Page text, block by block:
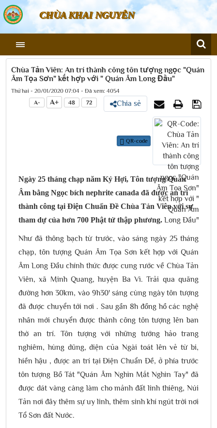
CHÙA KHAI NGUYÊN
Chùa Tản Viên: An trí thành công tôn tượng ngọc "Quán
Âm Tọa Sơn" kết hợp với " Quán Âm Long Đầu"
Thứ hai - 20/01/2020 07:04 - Đã xem: 4054
A-
A+ 48 72 Chia sẻ
QR-code
Ngày 25 tháng chạp năm Kỷ Hợi, Tôn tượng Quán
Âm bằng Ngọc bích nephrite canada đã được an trí
thành công tại Điện Chuẩn Đề Chùa Tản Viên với sự
tham dự của hơn 700 Phật tử thập phương.
Như đã thông bạch từ trước, vào sáng ngày 25 tháng
chạp, tôn tượng Quán Âm Tọa Sơn kết hợp với Quán
Âm Long Đầu chính thức được cung rước về Chùa Tản
Viên, xã Minh Quang, huyện Ba Vì. Trải qua quãng
đường hơn 30km, vào 9h30' sáng cùng ngày tôn tượng
đã được chuyển tới nơi . Sau gần 8h đồng hồ các nghệ
nhân mới chuyển được thành công tôn tượng lên ban
thờ an trí. Tôn tượng với những tướng hảo trang
nghiêm, hùng dũng, diện của Ngài toát lên vẻ từ bi,
hiền hậu , được an trí tại Điện Chuẩn Đề, ở phía trước
tôn tượng Bồ Tát "Quán Âm Nghìn Mắt Nghìn Tay" đã
được dát vàng càng làm cho mảnh đất linh thiêng, Núi
Tản nơi đây thêm sự uy linh, thêm sinh khí ngút trời nơi
Tổ Sơn đất Nước.